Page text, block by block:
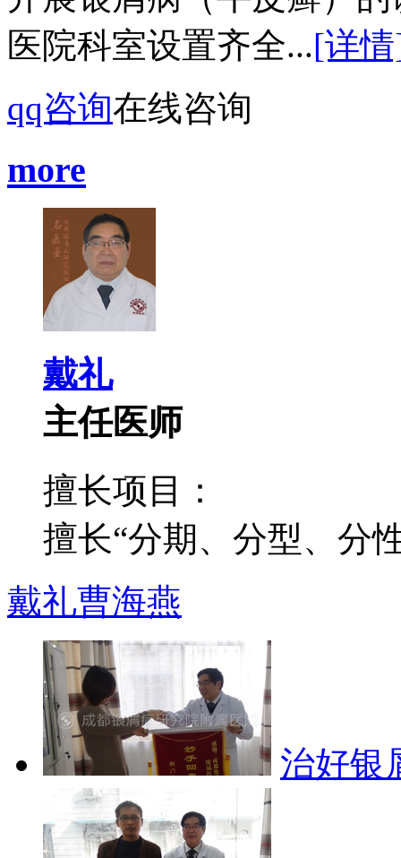
医院科室设置齐全...[详
qq咨询在线咨询
more
戴礼
主任医师
擅长项目：
擅长“分期、分型、分
戴礼曹海燕
治好银